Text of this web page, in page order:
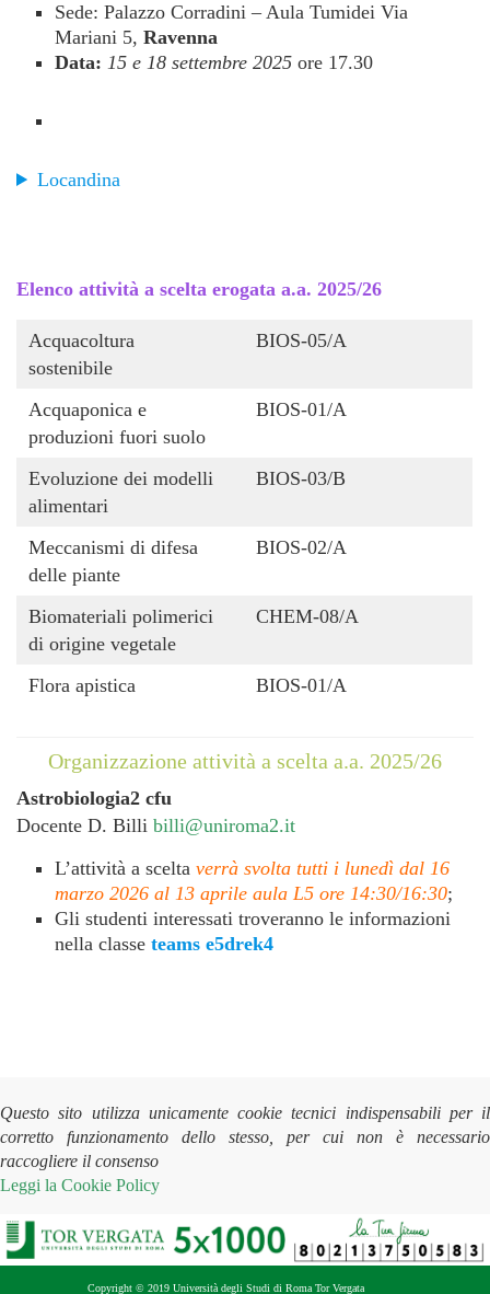
Sede: Palazzo Corradini – Aula Tumidei Via
Mariani 5, Ravenna
Data: 15 e 18 settembre 2025 ore 17.30
Locandina
Elenco attività a scelta erogata a.a. 2025/26
Acquacoltura
sostenibile
BIOS-05/A
Acquaponica e
produzioni fuori suolo
BIOS-01/A
Evoluzione dei modelli
alimentari
BIOS-03/B
Meccanismi di difesa
delle piante
BIOS-02/A
Biomateriali polimerici
di origine vegetale
CHEM-08/A
Flora apistica BIOS-01/A
Organizzazione attività a scelta a.a. 2025/26
Astrobiologia2 cfu
Docente D. Billi billi@uniroma2.it
L’attività a scelta verrà svolta tutti i lunedì dal 16
marzo 2026 al 13 aprile aula L5 ore 14:30/16:30;
Gli studenti interessati troveranno le informazioni
nella classe teams e5drek4
Questo sito utilizza unicamente cookie tecnici indispensabili per il
corretto funzionamento dello stesso, per cui non è necessario
raccogliere il consenso
Leggi la Cookie Policy
Copyright © 2019 Università degli Studi di Roma Tor Vergata